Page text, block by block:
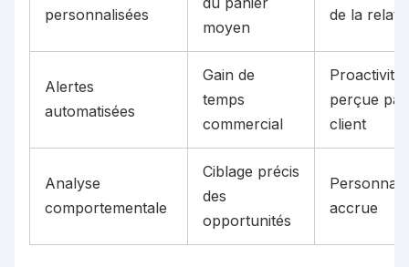
personnalisées
moyen
de la
Alertes
automatisées
Gain de
temps
commercial
Proactivité
perçue
client
Analyse
comportementale
Ciblage précis
des
opportunités
accrue